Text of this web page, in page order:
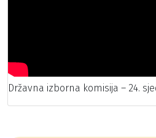
Državna izborna komisija – 24.